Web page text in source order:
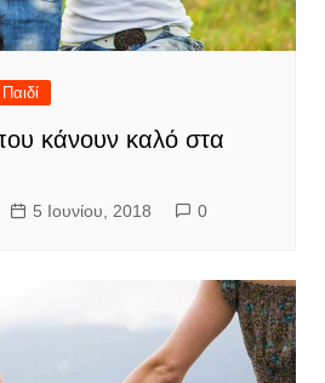
Παιδί
κάνουν καλό στα
5 Ιουνίου, 2018 0